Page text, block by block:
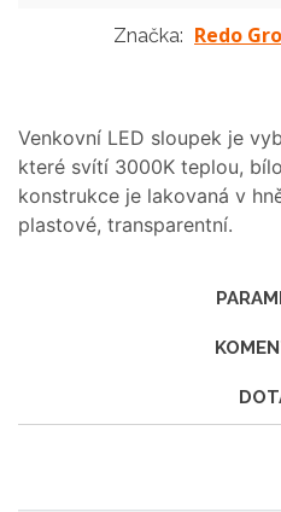
Značka: Redo
Venkovní LED sloupek je
které svítí 3000K teplou,
konstrukce je lakovaná v
plastové, transparentní.